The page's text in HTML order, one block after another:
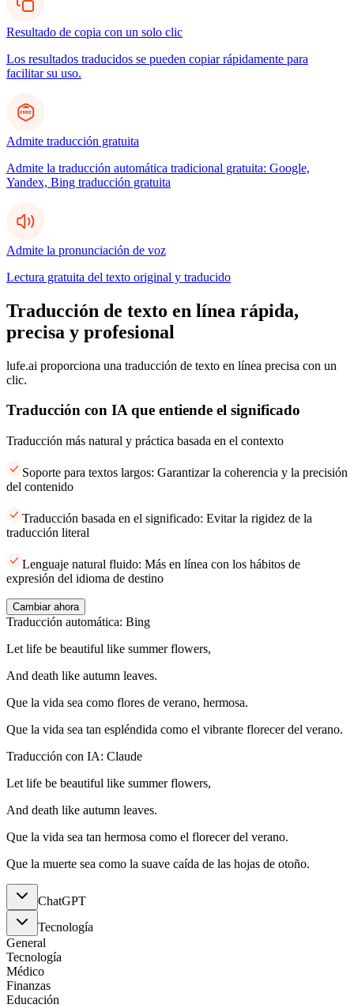
Resultado de copia con un solo clic
Los resultados traducidos se pueden copiar rápidamente para
facilitar su uso.
Admite traducción gratuita
Admite la traducción automática tradicional gratuita: Google,
Yandex, Bing traducción gratuita
Admite la pronunciación de voz
Lectura gratuita del texto original y traducido
Traducción de texto en línea rápida,
precisa y profesional
lufe.ai proporciona una traducción de texto en línea precisa con un
clic.
Traducción con IA que entiende el significado
Traducción más natural y práctica basada en el contexto
Soporte para textos largos: Garantizar la coherencia y la precisión
del contenido
Traducción basada en el significado: Evitar la rigidez de la
traducción literal
Lenguaje natural fluido: Más en línea con los hábitos de
expresión del idioma de destino
Cambiar ahora
Traducción automática: Bing
Let life be beautiful like summer flowers,
And death like autumn leaves.
Que la vida sea como flores de verano, hermosa.
Que la vida sea tan espléndida como el vibrante florecer del verano.
Traducción con IA: Claude
Let life be beautiful like summer flowers,
And death like autumn leaves.
Que la vida sea tan hermosa como el florecer del verano.
Que la muerte sea como la suave caída de las hojas de otoño.
ChatGPT
Tecnología
General
Tecnología
Médico
Finanzas
Educación